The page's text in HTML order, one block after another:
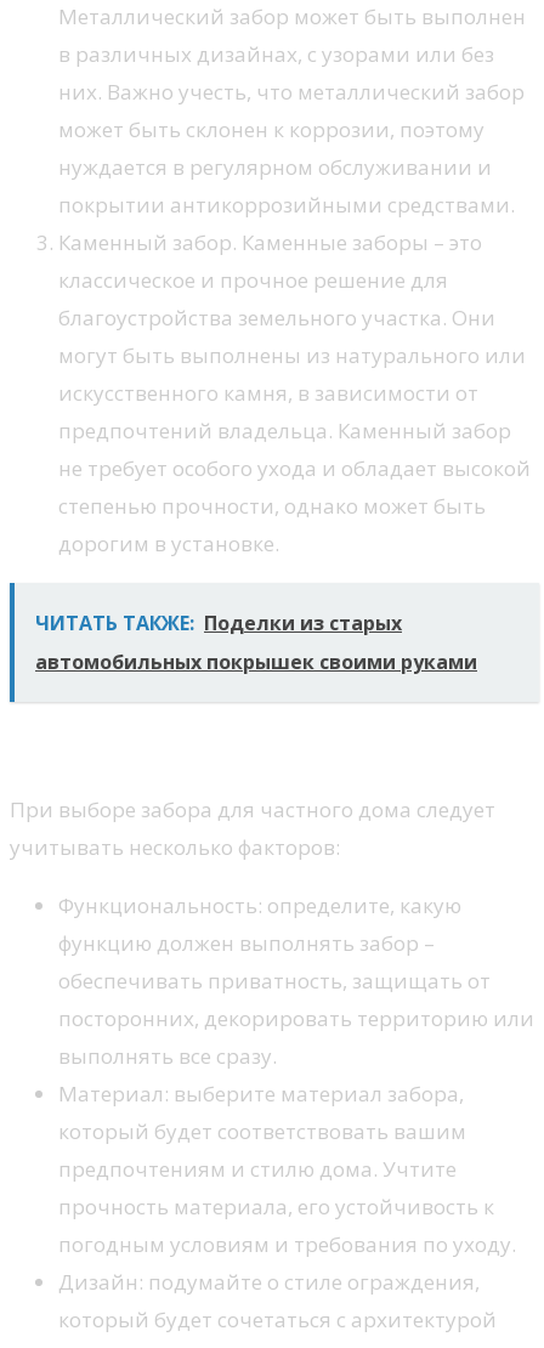
Металлический забор может быть выполнен
в различных дизайнах, с узорами или без
них. Важно учесть, что металлический забор
может быть склонен к коррозии, поэтому
нуждается в регулярном обслуживании и
покрытии антикоррозийными средствами.
Каменный забор. Каменные заборы – это
классическое и прочное решение для
благоустройства земельного участка. Они
могут быть выполнены из натурального или
искусственного камня, в зависимости от
предпочтений владельца. Каменный забор
не требует особого ухода и обладает высокой
степенью прочности, однако может быть
дорогим в установке.
ЧИТАТЬ ТАКЖЕ: Поделки из старых
автомобильных покрышек своими руками
При выборе забора для частного дома следует
учитывать несколько факторов:
Функциональность: определите, какую
функцию должен выполнять забор –
обеспечивать приватность, защищать от
посторонних, декорировать территорию или
выполнять все сразу.
Материал: выберите материал забора,
который будет соответствовать вашим
предпочтениям и стилю дома. Учтите
прочность материала, его устойчивость к
погодным условиям и требования по уходу.
Дизайн: подумайте о стиле ограждения,
который будет сочетаться с архитектурой